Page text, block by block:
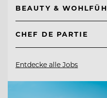
BEAUTY &
CHEF DE PARTIE
Entdecke alle Jobs